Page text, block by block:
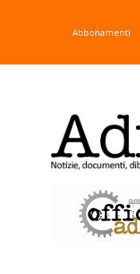
Abbonamenti